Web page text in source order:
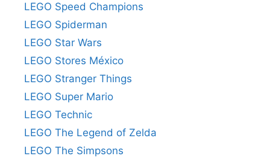
LEGO Speed Champions
LEGO Spiderman
LEGO Star Wars
LEGO Stores México
LEGO Stranger Things
LEGO Super Mario
LEGO Technic
LEGO The Legend of Zelda
LEGO The Simpsons